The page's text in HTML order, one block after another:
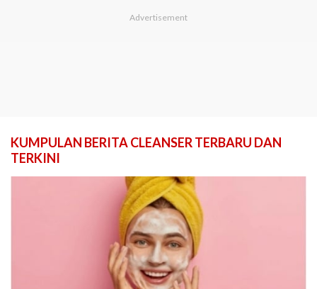
KUMPULAN BERITA CLEANSER TERBARU DAN
TERKINI